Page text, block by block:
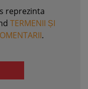
reprezinta
TERMENII ȘI
.